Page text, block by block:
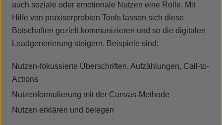
auch soziale oder emotionale Nutzen eine Rolle. Mit
Hilfe von praxiserprobten Tools lassen sich diese
Botschaften gezielt kommunizieren und so die digitalen
Leadgenerierung steigern. Beispiele sind:
Nutzen-fokussierte Überschriften, Aufzählungen, Call-to-
Actions
Nutzenformulierung mit der Canvas-Methode
Nutzen erklären und belegen